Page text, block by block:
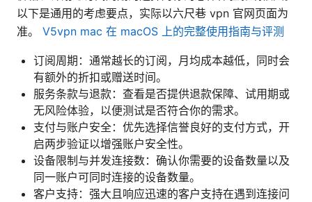
以下是通用的考虑要点，实际以六尺巷 vpn 官网页面为
准。 V5vpn mac 在 macOS 上的完整使用指南与评测
订阅周期：通常越长的订阅，月均成本越低，同时会
有额外的折扣或赠送时间。
服务条款与退款：查看是否提供退款保障、试用期或
无风险体验，以便测试是否符合你的需求。
支付与账户安全：优先选择信誉良好的支付方式，开
启两步验证以增强账户安全性。
设备限制与并发连接数：确认你需要的设备数量以及
同一账户可同时连接的设备数量。
客户支持：强大且响应迅速的客户支持在遇到连接问